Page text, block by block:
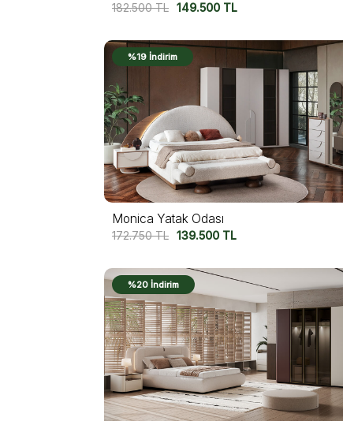
182.500TL 149.500 TL
%19 İndirim
Monica Yatak Odası
172.750TL 139.500 TL
%20 İndirim